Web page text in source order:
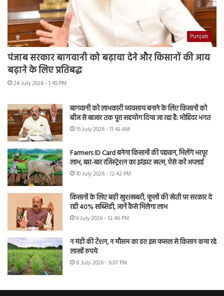
Punjab
पंजाब सरकार बागवानी को बढ़ावा देने और किसानों की आय
बढ़ाने के लिए प्रतिबद्ध
24 July 2026 - 1:45 PM
बागवानी को लाभकारी व्यवसाय बनाने के लिए किसानों को
बीज से बाजार तक पूरा सहयोग दिया जा रहा है: मोहिंदर भगत
15 July 2026 - 11:43 AM
Farmers ID Card बनेगा किसानों की पहचान, मिलेंगे भरपूर
लाभ, बार-बार रजिस्ट्रेशन का झंझट खत्म, ऐसे करें अप्लाई
10 July 2026 - 12:42 PM
किसानों के लिए बड़ी खुशखबरी, फूलों की खेती पर सरकार दे
रही 40% सब्सिडी, जानें कैसे मिलेगा लाभ
9 July 2026 - 12:46 PM
न मंडी की टेंशन, न मौसम का डर! इस फसल से किसान कमा रहे
लाखों रुपये
8 July 2026 - 6:07 PM